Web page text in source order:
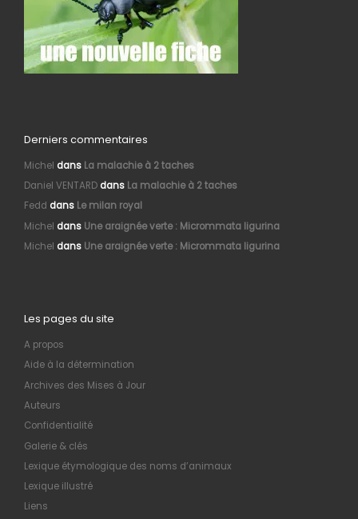
Derniers commentaires
Michel dans La malachie à 2 taches
Daniel VENTARDdans La malachie à 2 taches
Fedd dans Le milan royal
Michel dans Une araignée verte : Micrommata ligurina
Michel dans Une araignée verte : Micrommata ligurina
Les pages du site
A propos
Aide à la détermination
Archives des Mises à Jour
Auteurs
Confidentialité
Galerie & clés
Lexique étymologique des noms d’animaux
Lexique illustré
Liens